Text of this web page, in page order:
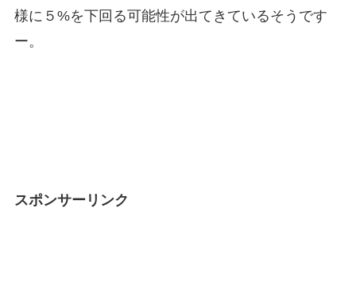
様に５%を下回る可能性が出てきているそうです
ー。
スポンサーリンク